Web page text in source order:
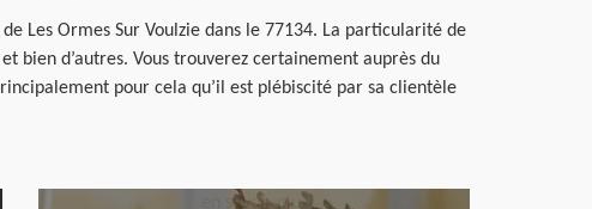
Les Ormes Sur Voulzie dans le 77134. La particularité de
bien d’autres. Vous trouverez certainement auprès du
pour cela qu’il est plébiscité par sa clientèle
en savoir plus